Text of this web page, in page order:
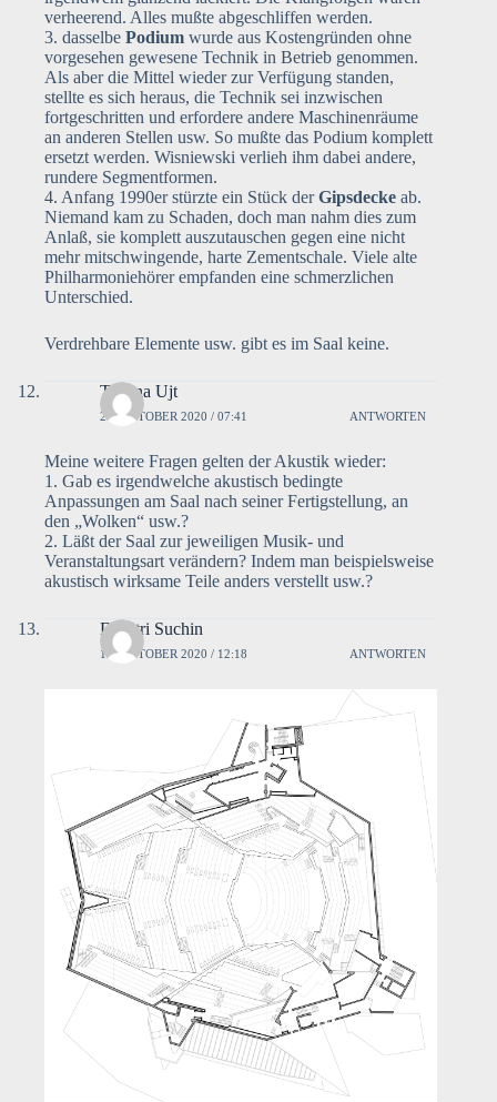
verheerend. Alles mußte abgeschliffen werden.
3. dasselbe Podium wurde aus Kostengründen ohne
vorgesehen gewesene Technik in Betrieb genommen.
Als aber die Mittel wieder zur Verfügung standen,
stellte es sich heraus, die Technik sei inzwischen
fortgeschritten und erfordere andere Maschinenräume
an anderen Stellen usw. So mußte das Podium komplett
ersetzt werden. Wisniewski verlieh ihm dabei andere,
rundere Segmentformen.
4. Anfang 1990er stürzte ein Stück derGipsdecke ab.
Niemand kam zu Schaden, doch man nahm dies zum
Anlaß, sie komplett auszutauschen gegen eine nicht
mehr mitschwingende, harte Zementschale. Viele alte
Philharmoniehörer empfanden eine schmerzlichen
Unterschied.
Verdrehbare Elemente usw. gibt es im Saal keine.
Tatiana Ujt
21. OKTOBER 2020 / 07:41 ANTWORTEN
Meine weitere Fragen gelten der Akustik wieder:
1. Gab es irgendwelche akustisch bedingte
Anpassungen am Saal nach seiner Fertigstellung, an
den „Wolken“ usw.?
2. Läßt der Saal zur jeweiligen Musik- und
Veranstaltungsart verändern? Indem man beispielsweise
akustisch wirksame Teile anders verstellt usw.?
Dimitri Suchin
19. OKTOBER 2020 / 12:18 ANTWORTEN